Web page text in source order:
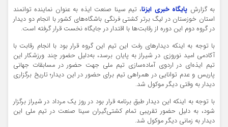
به گزارش پایگاه خبری ایزنا، تیم سینا صنعت ایذه به عنوان نماینده توانمند
استان خوزستان در لیگ برتر کشتی فرنگی باشگاه‌های کشور با انجام دو دیدار
در گروه دوم این دوره از رقابت‌ها با اقتدار در جایگاه نخست قرار گرفته است.
با توجه به اینکه دیدارهای رفت این تیم این گروه قرار بود با انجام رقابت با
آکادمی امید نوروزی در شیراز به پایان برسد، به‌دلیل حضور چند ورزشکار این
تیم ایذه‌ای در اردوی آماده‌سازی تیم ملی جهت حضور در مسابقات جهانی
پاریس و عدم توانایی در همراهی تیم برای حضور در این دیدار؛ تاریخ برگزاری
دیدار به وقتی دیگر موکول شد.
با توجه به اینکه این دیدار طبق برنامه قرار بود در روز یک مرداد در شیراز برگزار
شود، به دلیل حضور تقریبی تمام کشتی‌گیران سینا صنعت در تیم ملی این
دیدار به زمانی دیگر موکول شد.